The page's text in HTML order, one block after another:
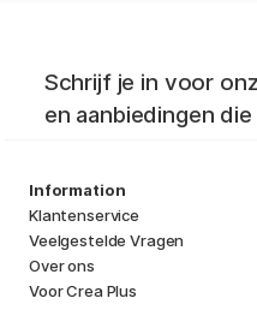
Schrijf je in voor
en aanbiedingen
Information
Klantenservice
Veelgestelde Vragen
Over ons
Voor Crea Plus